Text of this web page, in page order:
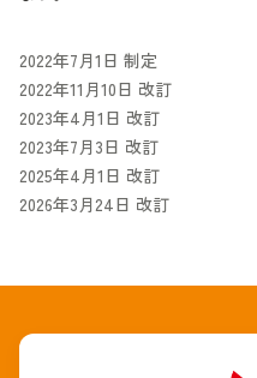
2022年7月1日 制定
2022年11月10日 改訂
2023年4月1日 改訂
2023年7月3日 改訂
2025年4月1日 改訂
2026年3月24日 改訂